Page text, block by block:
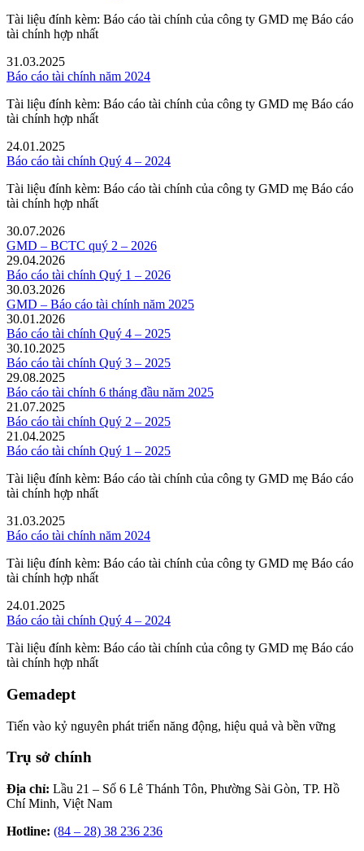
Tài liệu đính kèm: Báo cáo tài chính của công ty GMD mẹ Báo cáo
tài chính hợp nhất
31.03.2025
Báo cáo tài chính năm 2024
Tài liệu đính kèm: Báo cáo tài chính của công ty GMD mẹ Báo cáo
tài chính hợp nhất
24.01.2025
Báo cáo tài chính Quý 4 – 2024
Tài liệu đính kèm: Báo cáo tài chính của công ty GMD mẹ Báo cáo
tài chính hợp nhất
30.07.2026
GMD – BCTC quý 2 – 2026
29.04.2026
Báo cáo tài chính Quý 1 – 2026
30.03.2026
GMD – Báo cáo tài chính năm 2025
30.01.2026
Báo cáo tài chính Quý 4 – 2025
30.10.2025
Báo cáo tài chính Quý 3 – 2025
29.08.2025
Báo cáo tài chính 6 tháng đầu năm 2025
21.07.2025
Báo cáo tài chính Quý 2 – 2025
21.04.2025
Báo cáo tài chính Quý 1 – 2025
Tài liệu đính kèm: Báo cáo tài chính của công ty GMD mẹ Báo cáo
tài chính hợp nhất
31.03.2025
Báo cáo tài chính năm 2024
Tài liệu đính kèm: Báo cáo tài chính của công ty GMD mẹ Báo cáo
tài chính hợp nhất
24.01.2025
Báo cáo tài chính Quý 4 – 2024
Tài liệu đính kèm: Báo cáo tài chính của công ty GMD mẹ Báo cáo
tài chính hợp nhất
Gemadept
Tiến vào kỷ nguyên phát triển năng động, hiệu quả và bền vững
Trụ sở chính
Địa chỉ: Lầu 21 – Số 6 Lê Thánh Tôn, Phường Sài Gòn, TP. Hồ
Chí Minh, Việt Nam
Hotline: (84 – 28) 38 236 236